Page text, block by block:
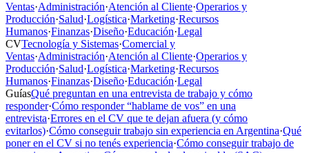
Ventas·Administración·Atención al Cliente·Operarios y
Producción·Salud·Logística·Marketing·Recursos
Humanos·Finanzas·Diseño·Educación·Legal
CVTecnología y Sistemas·Comercial y
Ventas·Administración·Atención al Cliente·Operarios y
Producción·Salud·Logística·Marketing·Recursos
Humanos·Finanzas·Diseño·Educación·Legal
GuíasQué preguntan en una entrevista de trabajo y cómo
responder·Cómo responder “hablame de vos” en una
entrevista·Errores en el CV que te dejan afuera (y cómo
evitarlos)·Cómo conseguir trabajo sin experiencia en Argentina·Qué
poner en el CV si no tenés experiencia·Cómo conseguir trabajo de